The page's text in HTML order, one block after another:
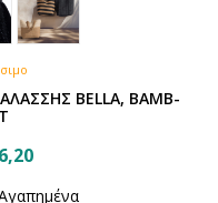
BELLA, ΒΑΜΒ-
Η